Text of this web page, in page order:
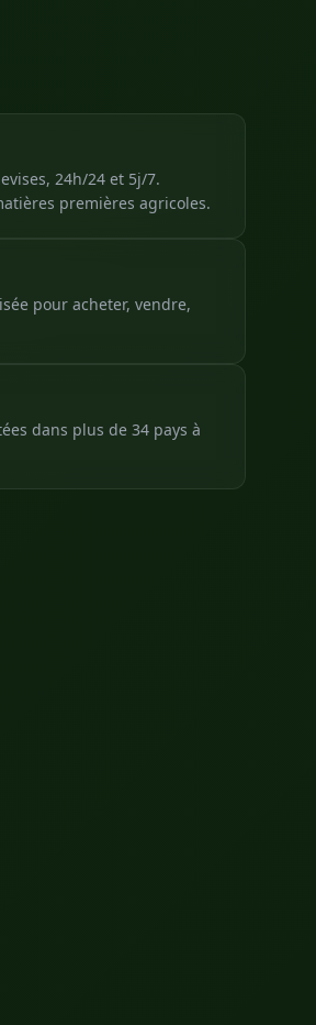
24h/24 et 5j/7.
premières agricoles.
pour acheter, vendre,
dans plus de 34 pays à